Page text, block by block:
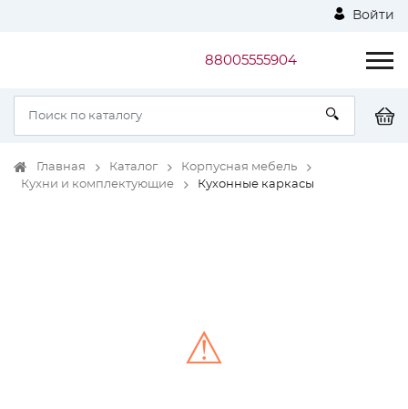
Войти
88005555904
Главная Каталог
Корпусная мебель
Кухни и комплектующие
Кухонные каркасы
⚠